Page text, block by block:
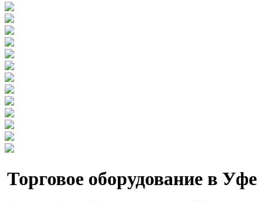
Торговое оборудование в Уфе